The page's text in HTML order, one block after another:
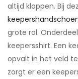
altijd kloppen. Bij
grote rol.
keepersshirt. Een
opvalt in het veld
zorgt er een